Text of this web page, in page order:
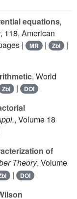
equations,
, 118, American
|
MR | Zbl |
, World
Zbl | DOI
, Volume 18
of
Theory, Volume
| DOI